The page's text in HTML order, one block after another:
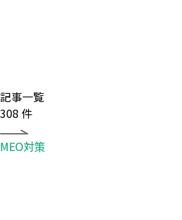
記事一覧
308 件
MEO対策